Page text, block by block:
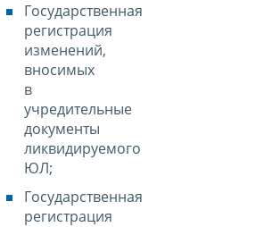
Государственная
регистрация
изменений,
вносимых
в
учредительные
документы
ликвидируемого
ЮЛ;
Государственная
регистрация